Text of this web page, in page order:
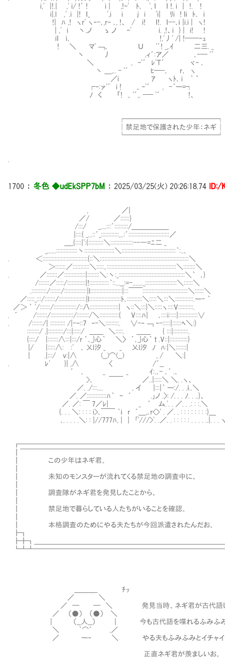
i,' |!.| ,' i/ !´ ! i | ,!ｰ' ﾄ､ ', ｌ ｌ !. i | !. ! そんな事
i|.l ,' .i |! ｌ_ ',i i j i 'i| ﾘi ! ｌi ﾄ､ i
!| ﾊ ,! ヽr' ヽ‐-､,r‐ ､, !、 / i! ｌ!. ｌ--､ｉ |i.i | ヽ!
| ,' i 丶.ノ ゝ ノ ｰ' i. ,!、i } | i! !
iｌ i､ !,'丿' /| !──‐ｭ
! ＼ マ' ￢､ Ｕ '´! _,.ｲ 二三. _
丶 丿 ,ィ´:ア／ ､-─ '´
＼ , ‐'´ ﾚ'Ｔ´ ヾ‐ ､
丶 ＿,.. - '´ ﾋ─-､ r､ ヽ
／i ｱ ヽﾄ､ i ｀ `
┌‐:ァ'´ i ! ,. ‐'´ , -｀ー=┐
ﾉ く 「! ,. '´,. -─ '´ !、
┌─────────────┐
│禁足地で保護された少年：ネギ │
└─────────────┘
1700 ： 冬色 ◆udEkSPP7bM ： 2025/03/25(火) 20:26:18.74 ID:/
, ／|
／/ ／::::::}
/:::/ _....:::´:::::::::/＿＿＿＿＿_
|::::{ _...::´_::::::::::::,..:´:::::::::::::::::::::::::::／
＿_{::::|':{::::::::::＼:::::::::::::::--―=ﾆ二 _
_......::::::::::::::丶::::::::::::::::::::＼::::::::::::::::::::::::::::::::::::｀:..､
. ＜::::::::::::::::::::::::::::::{::＼:::::::::::::::::::::::::::::::::::::::::::::::::::::::::::＼
＞:::::::／:::::::::::＼:::::､::::::::::::::::::::::::::::::::::::::::::::::＼::::::::＼
. ／:::::::／::::::::::::::|::::::::＼:丶:_::::::::::::::::::::::::::::::::::::::::::::＼｀ ､}
/:::::::／:::::/::::::::::::|!:::::::::::::｀::...__:=-......._:::::::::::::::::::::＼::::::＼
.::::::::::/:::::::/:::::::::::::::|l:::::::::::::::::::::|:::￣￣::::::::::::::::::::::::::::::＼::::::＼
／:::::_:::/:::::::/::::::::::::::::::|l:::::::::::::::::::::ﾄ､::::::::::＼:::::＼:::＼::::::::::::.ー- ｀
／＞ ´ '/:::::::/:::::::::::::::/::八:::::::::::::::::::| ヽ::＼:::}＼:::::ヽ::::V::::::::::.
. ´ /:::::::/:::::::::::::::/::::::::/＼:::::::::::::{ V::::ﾊ| ､::::i:::::|:::::::::::::∨
. /:::::::/| :::::::::: /|-‐::7 ‐-＼:::::::::. ∨-‐ ￢ ‐-:::::|::::::ﾍ＼:}
::::::::/ .|::::::::::/:::|:::::/ ＿＿ ＼:::::. ＿＿ { :::|::::::::::.
{::::/ |:::::::∧:::|:::/r ´､_}心｀ ＼〉 ´､_}心｀ t .V::|::::::::::::}
|/ |:::::∧:Ⅵ:' ､ 乂l汐 _ _ 乂l汐 ﾉ ﾊ:|＼:::::::|
| .|:::/ v:|∧ (__)⌒(__) , / ＼:|
. ﾚ' }| ,∧ 〈 /´__
´ ､ _ _ ｲ:.､- ､｀ .､
>､ ￣￣ ／..|:::::＼ ＼. .ヽ、
／. ./:::.... , イ |:::|｀ ー:/. . .ｉ..＼
／. ／:::::::::::::ﾊ｀ ｰ ´ .｣ノ .〉: /. . . ﾉ. . ..}、
／. ／: ￣ 7／ﾚ| _ ´ ム.'. . ／. . .: : :.＼
{. . . ＼: : : : i>､￣￣ ｀ｉ r ´＿,｡r<>' . ／. . : : : : : : : :}＿
､. . . . .＼: : |//777ﾊ, | | ｢'///>'. .／. . : : : : : . . . . ..|. . .
┃ この少年はネギ君
┃ 未知のモンスターが流れてくる禁足地の調
┃ 調査隊がネギ君を発見したこと
┃ 禁足地で暮らしている人たちがいること
┃ 本格調査のためにやる夫たちが今回派遣された
┣┓
┣╋┓＿＿＿＿＿＿＿＿＿＿＿＿＿＿＿＿＿＿＿＿＿＿＿＿＿＿
＿＿＿_ ﾁｯ
／ ＼
／ ─ ─ ＼ 発見当時、ネギ君が古代語しか喋れ
／ （●） （●） ＼
| （__人__） | 今も古代語を喋れるふみふみが付きっ
＼ ｀⌒´ ,／
／ ー‐ ＼ やる夫もふみふみとイチャイチャし
正直ネギ君が羨ましいお。